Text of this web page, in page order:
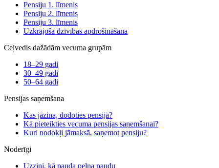
Pensiju 1. līmenis
Pensiju 2. līmenis
Pensiju 3. līmenis
Uzkrājošā dzīvības apdrošināšana
Ceļvedis dažādām vecuma grupām
18–29 gadi
30–49 gadi
50–64 gadi
Pensijas saņemšana
Kas jāzina, dodoties pensijā?
Kā pieteikties vecuma pensijas saņemšanai?
Kuri nodokļi jāmaksā, saņemot pensiju?
Noderīgi
Uzzini, kā nauda pelna naudu